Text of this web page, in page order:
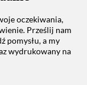
oczekiwania,
Prześlij nam
pomysłu, a my
wydrukowany na